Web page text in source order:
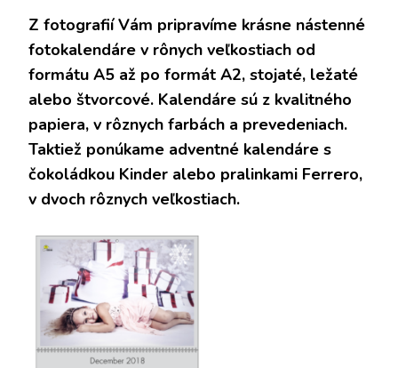
Z fotografií Vám pripravíme krásne nástenné
fotokalendáre v rônych veľkostiach od
formátu A5 až po formát A2, stojaté, ležaté
alebo štvorcové. Kalendáre sú z kvalitného
papiera, v rôznych farbách a prevedeniach.
Taktiež ponúkame adventné kalendáre s
čokoládkou Kinder alebo pralinkami Ferrero,
v dvoch rôznych veľkostiach.